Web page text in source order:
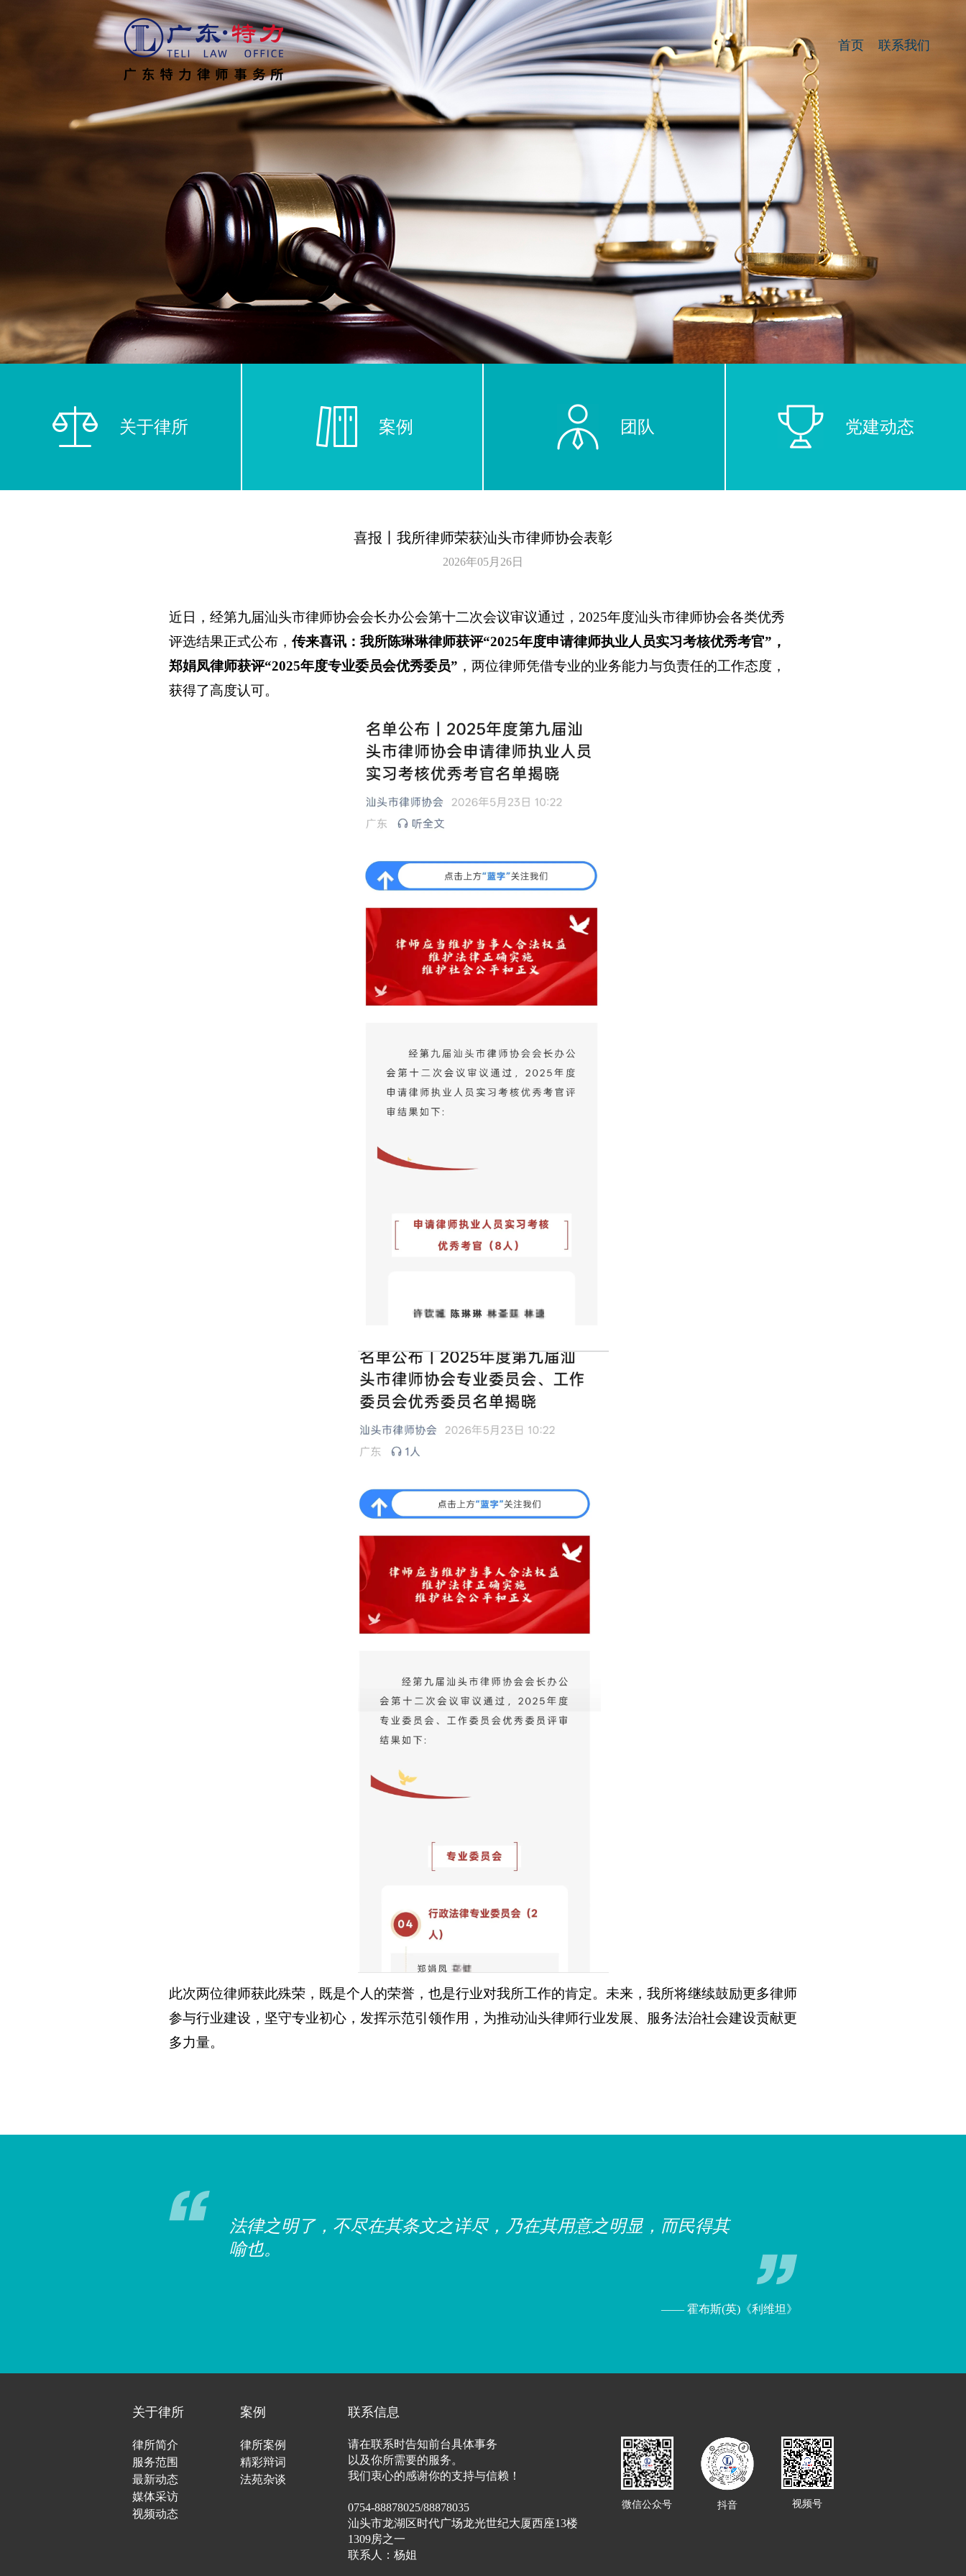
首页 联系我们
关于律所 案例 团队 党建动态
喜报丨我所律师荣获汕头市律师协会表彰
2026年05月26日
近日，经第九届汕头市律师协会会长办公会第十二次会议审议通过， 2025年度汕头市律师协会各类优秀
评选结果正式公布， 传来喜讯： 我所陈琳琳律师获评“2025年度申请律师执业人员实习考核优秀考官”，
郑娟凤律师获评“2025年度专业委员会优秀委员” ，两位律师凭借专业的业务能力与负责任的工作态度，
获得了高度认可。
此次两位律师获此殊荣，既是个人的荣誉，也是行业对我所工作的肯定。未来，我所将继续鼓励更多律师
参与行业建设，坚守专业初心，发挥示范引领作用，为推动汕头律师行业发展、服务法治社会建设贡献更
多力量。
上，而是铭刻在公民的内心里。
“人民权益要靠法律保障，法律权威要靠人民维护。要充分调动人
民群众投身依法治国实践的积极性和主动性，使全体人民都成为社
—— 摘自《关于全面依法治国论述摘编》
法律之明了，不尽在其条文之详尽，乃在其用意之明显，而民得其
喻也。
—— 霍布斯(英)《利维坦》
中国特色社会主义理论体系、中国特色社会主义制度的发展成果，
反映了我国各族人民的共同意志和根本利益，成为历史新时期党和
国家的中心工作、基本原则、重大方针、重要政策在国家法制上的
最高体现”。
关于律所
律所简介
服务范围
最新动态
媒体采访
视频动态
案例
律所案例
精彩辩词
法苑杂谈
联系信息
请在联系时告知前台具体事务
以及你所需要的服务。
我们衷心的感谢你的支持与信赖！
0754-88878025/88878035
汕头市龙湖区时代广场龙光世纪大厦西座13楼
1309房之一
联系人：杨姐
微信公众号 抖音 视频号